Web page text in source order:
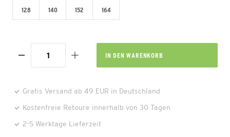
128 140 152 164
IN DEN WARENKORB
Gratis Versand ab 49 EUR in Deutschland
Kostenfreie Retoure innerhalb von 30 Tagen
2-5 Werktage Lieferzeit